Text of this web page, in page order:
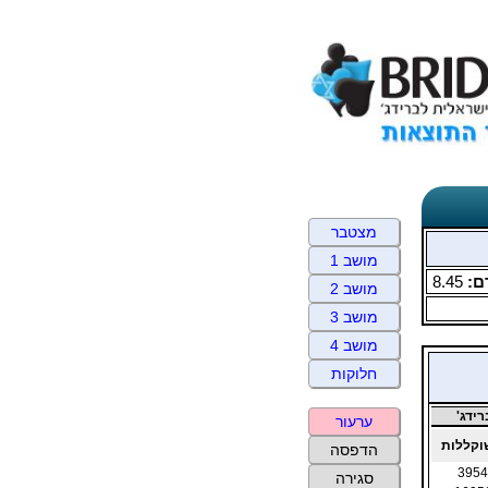
8.45
3954
מצטבר
מושב 1
מושב 2
מושב 3
מושב 4
חלוקות
ערעור
הדפסה
סגירה